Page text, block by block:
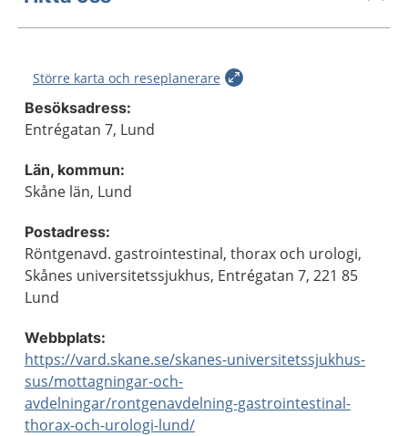
Större karta och reseplanerare
Besöksadress:
Entrégatan 7, Lund
Län, kommun:
Skåne län, Lund
Postadress:
Röntgenavd. gastrointestinal, thorax och urologi,
Skånes universitetssjukhus, Entrégatan 7, 221 85
Lund
Webbplats:
https://vard.skane.se/skanes-universitetssjukhus-
sus/mottagningar-och-
avdelningar/rontgenavdelning-gastrointestinal-
thorax-och-urologi-lund/